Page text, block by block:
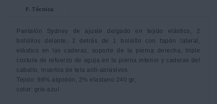
F. Técnica
Pantalón Sydney de ajuste delgado en tejido elástico, 2
bolsillos delante, 2 detrás de 1 bolsillo con tapón lateral,
elástico en las caderas, soporte de la pierna derecha, triple
costura de refuerzo de aguja en la pierna interior y caderas del
caballo. insertos de tela anti-abrasivos
Tejido: 98% algodón, 2% elastano 240 gr,
color: gris-azul